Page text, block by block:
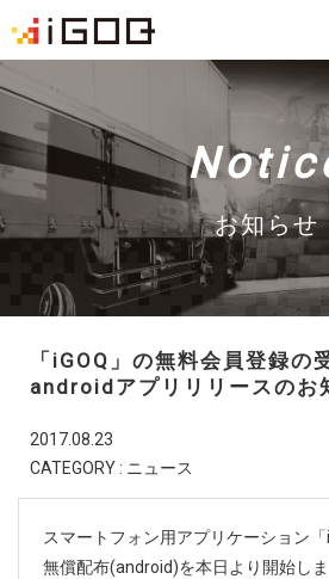
FAQ
機能紹介
無料会員登録
運送会社様
ニュースレターを配信して
ニュースレターを登
お知らせ
「iGOQ」の無料会員登録の
androidアプリリリースのお
2017.08.23
CATEGORY : ニュース
スマートフォン用アプリケーション
無償配布(android)を本日より開始しま